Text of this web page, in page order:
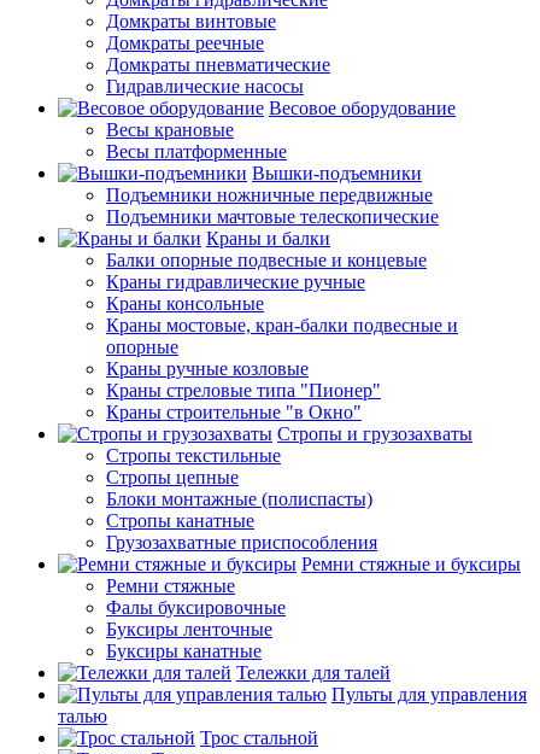
Домкраты винтовые
Домкраты реечные
Домкраты пневматические
Гидравлические насосы
Весовое оборудование
Весы крановые
Весы платформенные
Вышки-подъемники
Подъемники ножничные передвижные
Подъемники мачтовые телескопические
Краны и балки
Балки опорные подвесные и концевые
Краны гидравлические ручные
Краны консольные
Краны мостовые, кран-балки подвесные и
опорные
Краны ручные козловые
Краны стреловые типа "Пионер"
Краны строительные "в Окно"
Стропы и грузозахваты
Стропы текстильные
Стропы цепные
Блоки монтажные (полиспасты)
Стропы канатные
Грузозахватные приспособления
Ремни стяжные и буксиры
Ремни стяжные
Фалы буксировочные
Буксиры ленточные
Буксиры канатные
Тележки для талей
Пульты для управления
талью
Трос стальной